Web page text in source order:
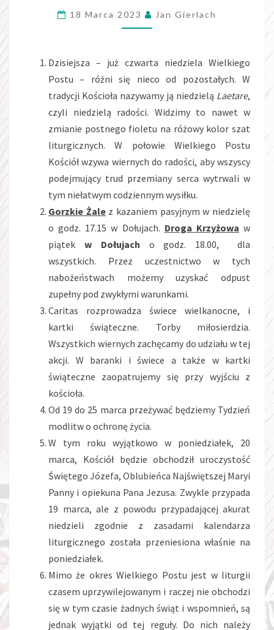
19.03.2023R.
18 Marca 2023 Jan Gierlach
Dzisiejsza – już czwarta niedziela Wielkiego
Postu – różni się nieco od pozostałych. W
tradycji Kościoła nazywamy ją niedzielą Laetare,
czyli niedzielą radości. Widzimy to nawet w
zmianie postnego fioletu na różowy kolor szat
liturgicznych. W połowie Wielkiego Postu
Kościół wzywa wiernych do radości, aby wszyscy
podejmujący trud przemiany serca wytrwali w
tym niełatwym codziennym wysiłku.
Gorzkie Żalez kazaniem pasyjnym w niedzielę
o godz. 17.15 w Dołujach. Droga Krzyżowa w
piątek w Dołujach o godz. 18.00, dla
wszystkich. Przez uczestnictwo w tych
nabożeństwach możemy uzyskać odpust
zupełny pod zwykłymi warunkami.
Caritas rozprowadza świece wielkanocne, i
kartki świąteczne. Torby miłosierdzia.
Wszystkich wiernych zachęcamy do udziału w tej
akcji. W baranki i świece a także w kartki
świąteczne zaopatrujemy się przy wyjściu z
kościoła.
Od 19 do 25 marca przeżywać będziemy Tydzień
modlitw o ochronę życia.
W tym roku wyjątkowo w poniedziałek, 20
marca, Kościół będzie obchodził uroczystość
Świętego Józefa, Oblubieńca Najświętszej Maryi
Panny i opiekuna Pana Jezusa. Zwykle przypada
19 marca, ale z powodu przypadającej akurat
niedzieli zgodnie z zasadami kalendarza
liturgicznego została przeniesiona właśnie na
poniedziałek.
Mimo że okres Wielkiego Postu jest w liturgii
czasem uprzywilejowanym i raczej nie obchodzi
się w tym czasie żadnych świąt i wspomnień, są
jednak wyjątki od tej reguły. Do nich należy